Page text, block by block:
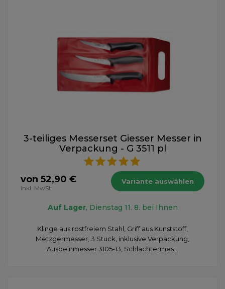
3-teiliges Messerset Giesser Messer in
Verpackung - G 3511 pl
von 52,90 €
inkl. MwSt.
Variante auswählen
Auf Lager, Dienstag 11. 8. bei Ihnen
Klinge aus rostfreiem Stahl, Griff aus Kunststoff,
Metzgermesser, 3 Stück, inklusive Verpackung,
Ausbeinmesser 3105-13, Schlachtermes...